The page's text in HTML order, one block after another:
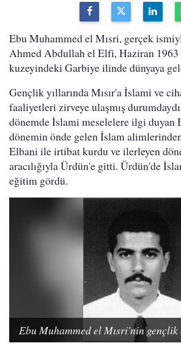
Ebu Muhammed el Mısri, gerçek
Ahmed Abdullah el Elfi, Haziran 1963
kuzeyindeki Garbiye ilinde dünyaya
Gençlik yıllarında Mısır'a İslami ve
faaliyetleri zirveye ulaşmış
dönemde İslami meselelere ilgi duyan
dönemin önde gelen İslam
Elbani ile irtibat kurdu ve ilerleyen
aracılığıyla Ürdün'e gitti. Ürdün'de
eğitim gördü.
Ebu Muhammed el Mısri'nin gençlik